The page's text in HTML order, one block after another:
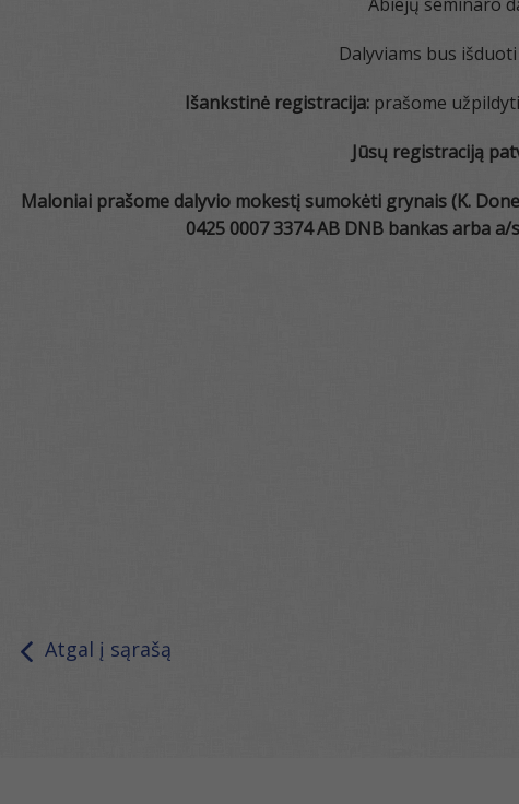
Dalyviams bus
Išankstinė registracija: prašome
Jūsų registraciją
Maloniai prašome dalyvio mokestį sumokėti grynais (K.
0425 0007 3374 AB DNB bankas arba a/
Atgal į sąrašą